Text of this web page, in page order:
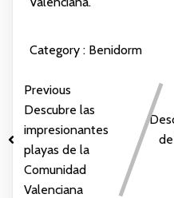
Category : Benidorm
Previous
Descubre las
impresionantes
playas de la
Comunidad
Valenciana